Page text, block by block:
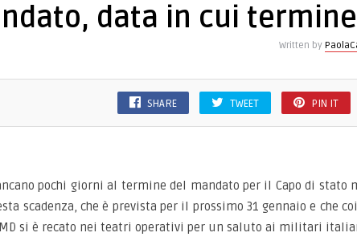
data in cui
Written by
SHARE TWEET PIN IT
pochi giorni al termine del mandato per il Capo di stato
scadenza, che è prevista per il prossimo 31 gennaio e che
si è recato nei teatri operativi per un saluto ai militari